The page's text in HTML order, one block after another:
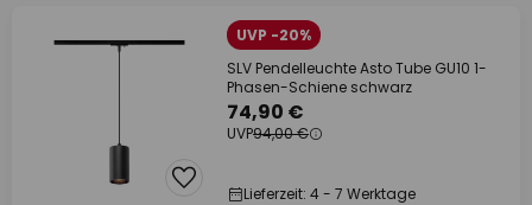
UVP -20%
SLV Pendelleuchte Asto Tube GU10 1-
Phasen-Schiene schwarz
74,90 €
UVP94,00 €
Lieferzeit: 4 - 7 Werktage